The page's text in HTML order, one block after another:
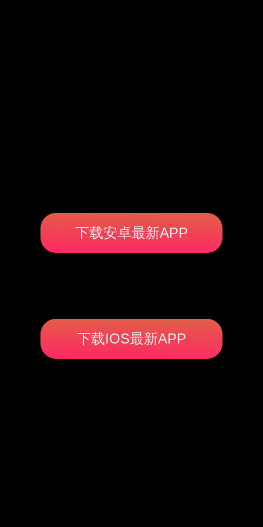
下载安卓最新APP
下载IOS最新APP